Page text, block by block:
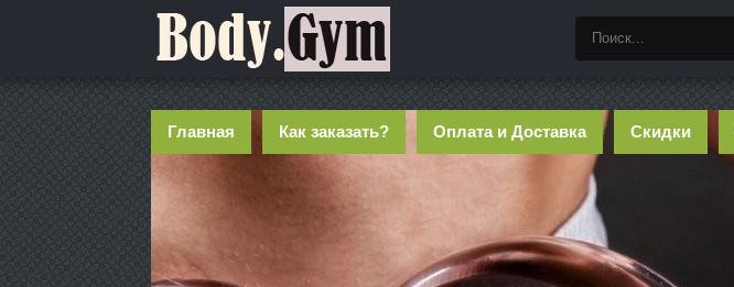
Главная Как заказать? Оплата и Доставка Скидки